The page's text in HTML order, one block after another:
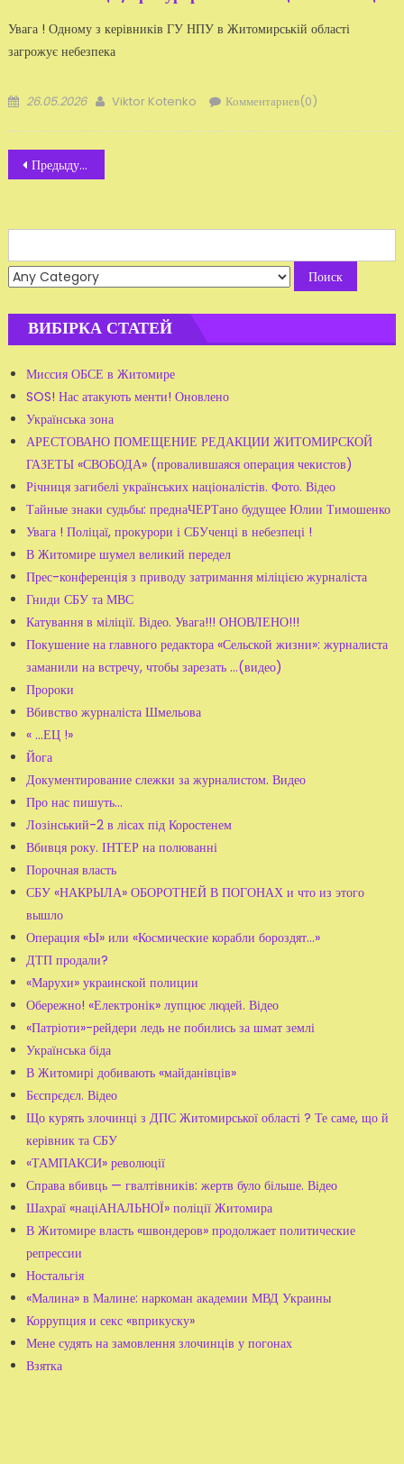
Увага ! Одному з керівників ГУ НПУ в Житомирській області
загрожує небезпека
Добавлено
26.05.2026 Автор
Viktor Kotenko Комментариев(0)
Навигация
записям
Предыдущие записи
for:
ВИБІРКА СТАТЕЙ
Миссия ОБСЕ в Житомире
SOS! Нас атакують менти! Оновлено
Українська зона
АРЕСТОВАНО ПОМЕЩЕНИЕ РЕДАКЦИИ ЖИТОМИРСКОЙ
ГАЗЕТЫ «СВОБОДА» (провалившаяся операция чекистов)
Річниця загибелі українських націоналістів. Фото. Відео
Тайные знаки судьбы: преднаЧЕРТано будущее Юлии Тимошенко
Увага ! Поліцаї, прокурори і СБУченці в небезпеці !
В Житомире шумел великий передел
Прес-конференція з приводу затримання міліцією журналіста
Гниди СБУ та МВС
Катування в міліції. Відео. Увага!!! ОНОВЛЕНО!!!
Покушение на главного редактора «Сельской жизни»: журналиста
заманили на встречу, чтобы зарезать ...(видео)
Пророки
Вбивство журналіста Шмельова
« ...ЕЦ !»
Йога
Документирование слежки за журналистом. Видео
Про нас пишуть...
Лозінський-2 в лісах під Коростенем
Вбивця року. ІНТЕР на полюванні
Порочная власть
СБУ «НАКРЫЛА» ОБОРОТНЕЙ В ПОГОНАХ и что из этого
вышло
Операция «Ы» или «Космические корабли бороздят...»
ДТП продали?
«Марухи» украинской полиции
Обережно! «Електронік» лупцює людей. Відео
«Патріоти»-рейдери ледь не побились за шмат землі
Українська біда
В Житомирі добивають «майданівців»
Бєспрєдєл. Відео
Що курять злочинці з ДПС Житомирської області ? Те саме, що й
керівник та СБУ
«ТАМПАКСИ» революції
Справа вбивць — гвалтівників: жертв було більше. Відео
Шахраї «націАНАЛЬНОЇ» поліції Житомира
В Житомире власть «швондеров» продолжает политические
репрессии
Ностальгія
«Малина» в Малине: наркоман академии МВД Украины
Коррупция и секс «вприкуску»
Мене судять на замовлення злочинців у погонах
Взятка